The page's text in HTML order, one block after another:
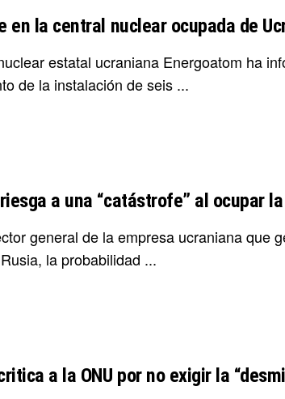
en la central nuclear ocupada de
estatal ucraniana Energoatom ha
de la instalación de seis ...
a una “catástrofe” al ocupar
general de la empresa ucraniana que
la probabilidad ...
a la ONU por no exigir la